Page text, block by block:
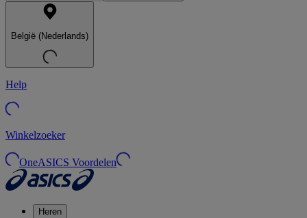
België (Nederlands)
Help
Winkelzoeker
OneASICS Voordelen
Heren